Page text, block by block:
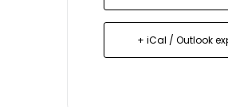
+ iCal / Outlook